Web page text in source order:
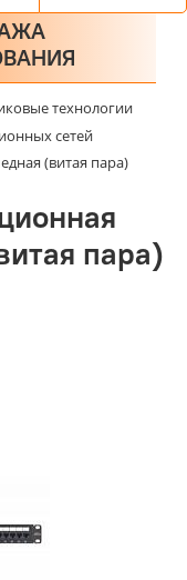
технологии
сетей
(витая пара)
пара)